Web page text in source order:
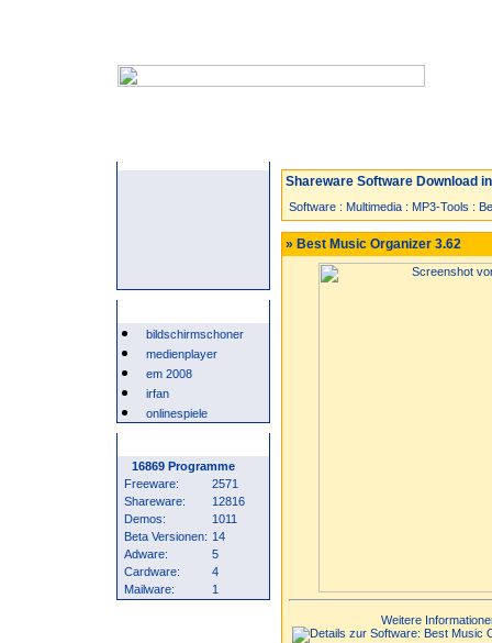
bildschirmschoner
medienplayer
em 2008
irfan
onlinespiele
16869 Programme
Freeware:
2571
Shareware:
12816
Demos:
1011
Beta Versionen: 14
Adware:
5
Cardware:
4
Mailware:
1
Shareware Software Download
Software : Multimedia : MP3-Tools :
» Best Music Organizer 3.62
Weitere